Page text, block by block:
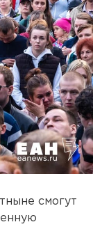
смогут